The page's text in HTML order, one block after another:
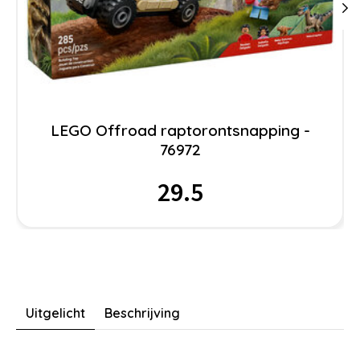
LEGO Offroad raptorontsnapping -
76972
29.5
Uitgelicht Beschrijving